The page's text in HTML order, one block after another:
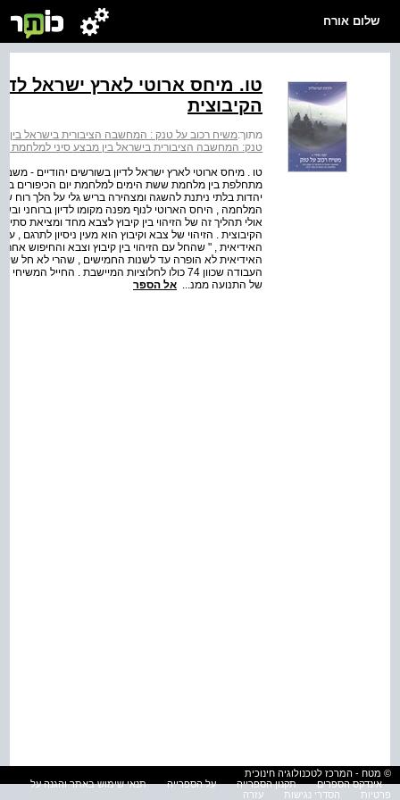
שלום אורח
טו. מיחס ארוטי לארץ ישראל
הקיבוצית
מתוך:משיח רכוב על טנק : המחשבה הציבורית בישראל בין מבצע
טנק: המחשבה הציבורית בישראל בין מבצע סיני למלחמת יום
טו . מיחס ארוטי לארץ ישראל לדיון בשורשים יהודיים -
מתחלפת בין מלחמת ששת הימים למלחמת יום הכיפורים
יהדות בלתי ניתנת להשגה ומצהירה בריש גלי על הלך רוח
המלחמה , היחס הארוטי לנוף מפנה מקומו לדיון ברוחני
אולי תהליך זה של הזיהוי בין קיבוץ לצבא מחד ומציאת
הקיבוצית . הזיהוי של צבא וקיבוץ הוא מעין ניסיון לתרגם
האידיאית , " שהחל עם הזיהוי בין קיבוץ וצבא והחיפוש אחר
האידיאית לא הופרה עד לשנות החמישים , שהרי לא חל
העבודה שכוון 74 כולו לחלוציות המיישבת .
של התנועה ממנ... אל הספר
© מטח - המרכז לטכנולוגיה חינוכית
אינדקס הספרים
תקנון הספרייה על הספרייה
תנאי שימוש באתר והגנה על
פרטיות
הסדרי נגישות עזרה